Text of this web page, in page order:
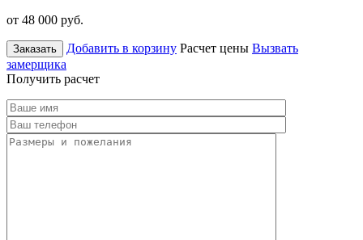
от 48 000 руб.
Заказать Добавить в корзину Расчет цены Вызвать
замерщика
Получить расчет